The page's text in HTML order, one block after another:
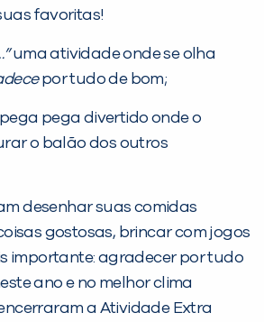
favoritas!
uma atividade onde se olha
por tudo de bom;
pega divertido onde o
o balão dos outros
desenhar suas comidas
gostosas, brincar com jogos
importante: agradecer por tudo
ano e no melhor clima
a Atividade Extra
cidade ou bairro que
você digitou.
seus dados abaixo e